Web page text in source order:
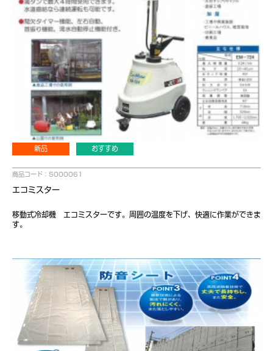
新品 おすすめ
商品コード：S000061
エコミスター
移動式冷却機 エコミスターです。周囲の温度を下げ、快適に作業ができま
す。